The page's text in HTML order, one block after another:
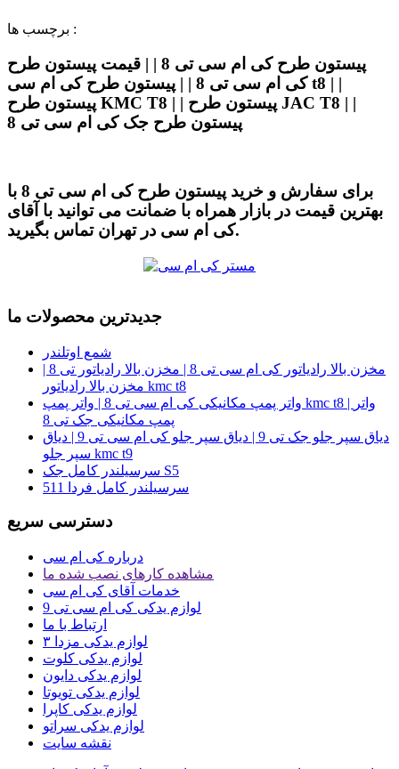
برچسب ها :
پیستون طرح کی ام سی تی 8 | | قیمت پیستون طرح
کی ام سی تی 8 | | پیستون طرح کی ام سی t8 | |
پیستون طرح KMC T8 | | پیستون طرح JAC T8 | |
پیستون طرح جک کی ام سی تی 8
برای سفارش و خرید پیستون طرح کی ام سی تی 8 با
بهترین قیمت در بازار همراه با ضمانت می توانید با آقای
کی ام سی در تهران تماس بگیرید.
جدیدترین محصولات ما
شمع اوتلندر
مخزن بالا رادیاتور کی ام سی تی 8 | مخزن بالا رادیاتور تی 8 |
مخزن بالا رادیاتور kmc t8
واتر پمپ مکانیکی کی ام سی تی 8 | واتر پمپ kmc t8 | واتر
پمپ مکانیکی جک تی 8
دیاق سپر جلو جک تی 9 | دیاق سپر جلو کی ام سی تی 9 | دیاق
سپر جلو kmc t9
سرسیلندر کامل جک S5
سرسیلندر کامل فردا 511
دسترسی سریع
درباره کی ام سی
مشاهده کارهای نصب شده ما
خدمات آقای کی ام سی
لوازم یدکی کی ام سی تی 9
ارتباط با ما
لوازم یدکی مزدا ۳
لوازم یدکی کلوت
لوازم یدکی دایون
لوازم یدکی تویوتا
لوازم یدکی کاپرا
لوازم یدکی سراتو
نقشه سایت